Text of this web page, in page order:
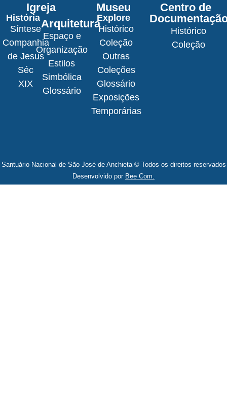
Igreja
História
Síntese
Companhia
de Jesus
Séc
XIX
Arquitetura
Espaço e
Organização
Estilos
Simbólica
Glossário
Museu
Explore
Histórico
Coleção
Outras
Coleções
Glossário
Exposições
Temporárias
Centro de
Histórico
Coleção
Santuário Nacional de São José de Anchieta © Todos os direitos reservados
Desenvolvido por Bee Com.